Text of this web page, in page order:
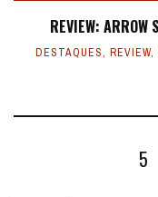
REVIEW: ARROW
DESTAQUES, REVIEW,
5